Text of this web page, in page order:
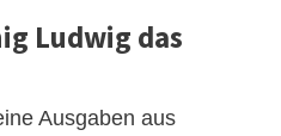
Ludwig das
Ausgaben aus